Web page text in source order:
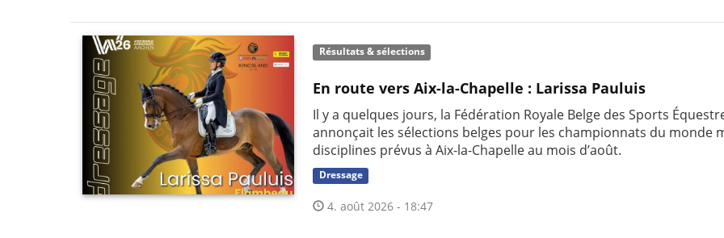
Résultats & sélections
En route vers Aix-la-Chapelle : Larissa Pauluis
Il y a quelques jours, la Fédération Royale Belge des Sports
annonçait les sélections belges pour les championnats du monde
disciplines prévus à Aix-la-Chapelle au mois d’août.
Dressage
4. août 2026 - 18:47